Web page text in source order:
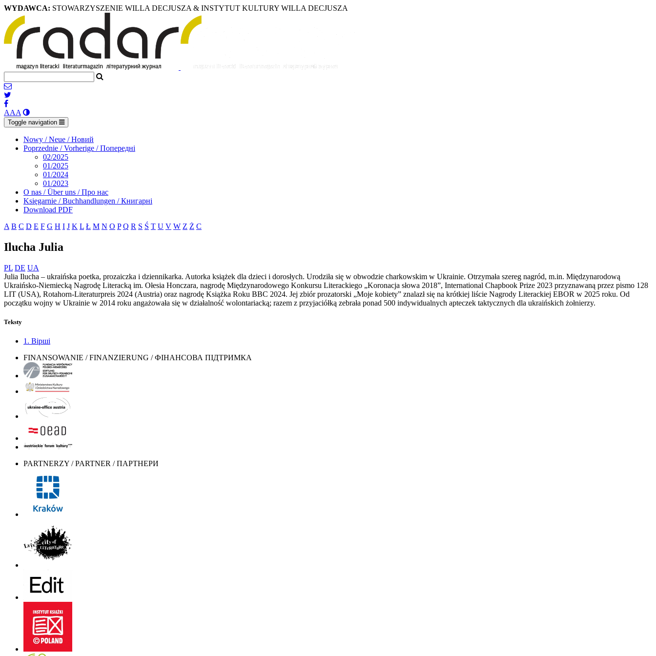
WYDAWCA: STOWARZYSZENIE WILLA DECJUSZA & INSTYTUT KULTURY WILLA DECJUSZA
AAA
Toggle navigation
Nowy / Neue / Новий
Poprzednie / Vorherige / Попередні
02/2025
01/2025
01/2024
01/2023
O nas / Über uns / Про нас
Księgarnie / Buchhandlungen / Книгарні
Download PDF
A B C D E F G H I J K L Ł M N O P Q R S Ś T U V W Z Ż С
Ilucha Julia
PL DE UA
Julia Ilucha – ukraińska poetka, prozaiczka i dziennikarka. Autorka książek dla dzieci i dorosłych. Urodziła się w obwodzie charkowskim w Ukrainie. Otrzymała szereg nagród, m.in. Międzynarodową
Ukraińsko-Niemiecką Nagrodę Literacką im. Ołesia Honczara, nagrodę Międzynarodowego Konkursu Literackiego „Koronacja słowa 2018”, International Chapbook Prize 2023 przyznawaną przez pismo 128
LIT (USA), Rotahorn-Literaturpreis 2024 (Austria) oraz nagrodę Książka Roku BBC 2024. Jej zbiór prozatorski „Moje kobiety” znalazł się na krótkiej liście Nagrody Literackiej EBOR w 2025 roku. Od
początku wojny w Ukrainie w 2014 roku angażowała się w działalność wolontariacką; razem z przyjaciółką zebrała ponad 500 indywidualnych apteczek taktycznych dla ukraińskich żołnierzy.
Teksty
1. Вірші
FINANSOWANIE / FINANZIERUNG / ФІНАНСОВА ПІДТРИМКА
PARTNERZY / PARTNER / ПАРТНЕРИ